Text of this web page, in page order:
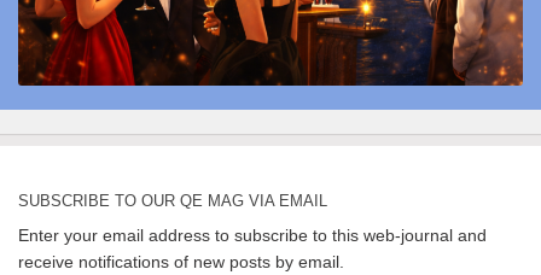
SUBSCRIBE TO OUR QE MAG VIA EMAIL
Enter your email address to subscribe to this web-journal and
receive notifications of new posts by email.